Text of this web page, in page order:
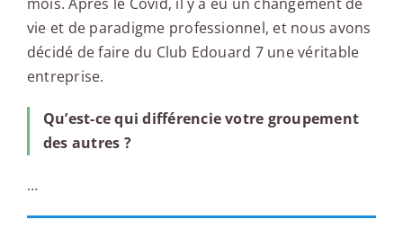
mois. Après le Covid, il y a eu un changement de
vie et de paradigme professionnel, et nous avons
décidé de faire du Club Edouard 7 une véritable
entreprise.
Qu’est-ce qui différencie votre groupement
des autres ?
…